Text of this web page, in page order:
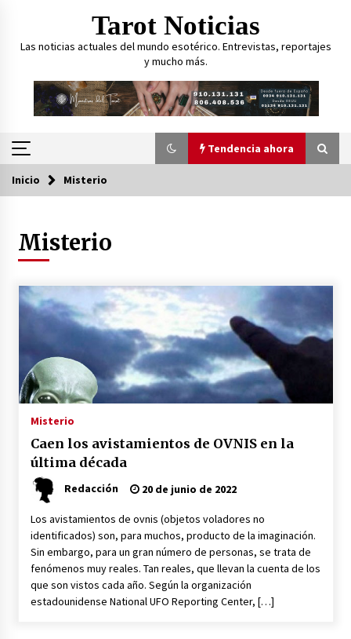
contenido
Tarot Noticias
Las noticias actuales del mundo esotérico. Entrevistas, reportajes
y mucho más.
Tendencia ahora
Tendencia ahora
Curarse usando el Tarot, ¿es posible?
¿Cómo puede ayudar el Tarot
psicológicamente a las personas?
23 de marzo de 2023
¿Qué es el Tarot?
16 de marzo de 2023
Otra Dimensión, nuevo programa de TV
8 de marzo de 2023
El Tarot de Aitor Saraiba
30 de agosto de 2022
Tarot: Carmen Nevado se jubila
30 de junio de 2022
Inicio Misterio
Misterio
Misterio
Caen los avistamientos de OVNIS en la
última década
Redacción 20 de junio de 2022
Los avistamientos de ovnis (objetos voladores no
identificados) son, para muchos, producto de la imaginación.
Sin embargo, para un gran número de personas, se trata de
fenómenos muy reales. Tan reales, que llevan la cuenta de los
que son vistos cada año. Según la organización
estadounidense National UFO Reporting Center, […]